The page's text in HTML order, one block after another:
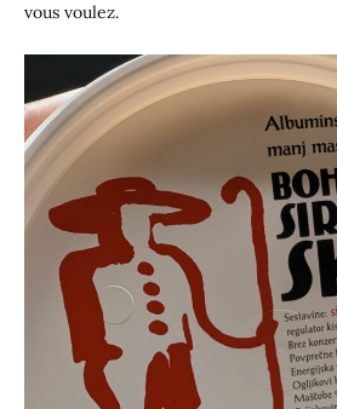
vous voulez.